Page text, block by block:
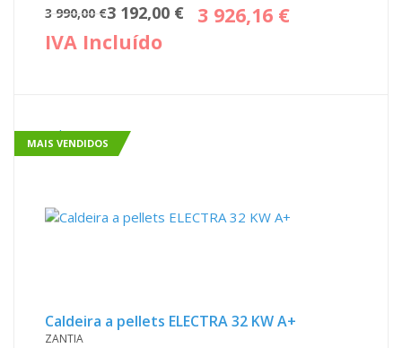
3 990,00€O
original
3 192,00 €
O
3 926,16 €
IVA Incluído
Sale!
MAIS VENDIDOS
Caldeira a pellets ELECTRA 32 KW A+
ZANTIA